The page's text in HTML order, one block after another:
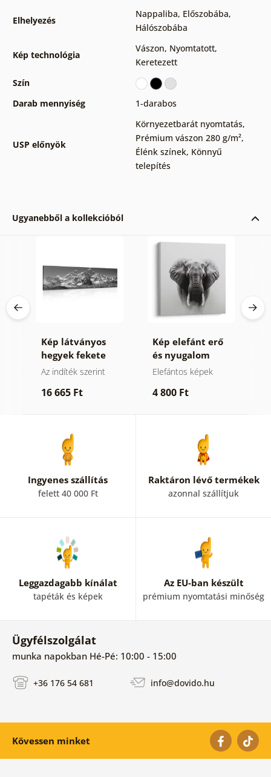
Elhelyezés
Nappaliba, Előszobába,
Hálószobába
Kép technológia
Vászon, Nyomtatott,
Keretezett
Szín
Darab mennyiség
1-darabos
USP előnyök
Környezetbarát nyomtatás,
Prémium vászon 280 g/m²,
Élénk színek, Könnyű
telepítés
Ugyanebből a kollekcióból
Kép látványos
hegyek fekete
fehérben
Az indíték szerint
16 665 Ft
Kép elefánt erő
és nyugalom
Elefántos képek
4 800 Ft
Ingyenes szállítás
felett 40 000 Ft
Raktáron lévő termékek
azonnal szállítjuk
Leggazdagabb kínálat
tapéták és képek
Az EU-ban készült
prémium nyomtatási minőség
Ügyfélszolgálat
munka napokban Hé-Pé: 10:00 - 15:00
+36 176 54 681 info@dovido.hu
Kövessen minket